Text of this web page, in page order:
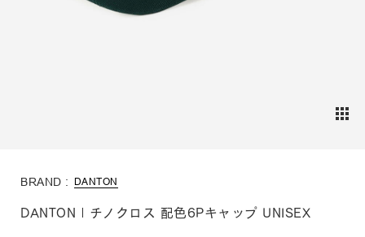
BRAND : DANTON
DANTON | チノクロス 配色6Pキャップ UNISEX